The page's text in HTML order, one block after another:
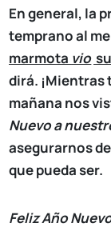
En general, la
temprano al
marmota vio
dirá. ¡Mientras
mañana nos
Nuevo a
asegurarnos
que pueda ser.
Feliz Año